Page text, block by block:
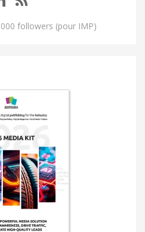
followers (pour IMP)